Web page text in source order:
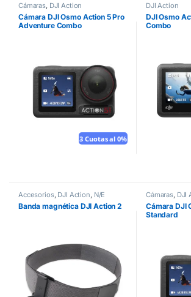
Cámaras, DJI Action
Cámara DJI Osmo Action 5 Pro
Adventure Combo
3 Cuotas al 0%
DJI Action
DJI Osmo
Combo
Accesorios, DJI Action, N/E
Banda magnética DJI Action 2
Cámaras, DJI
Cámara DJI
Standard